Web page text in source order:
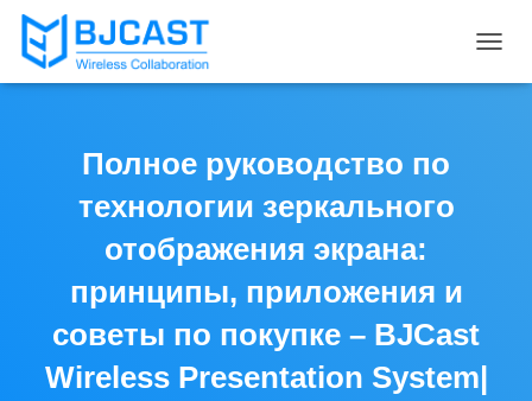
O
Полное руководство по
технологии зеркального
отображения экрана:
принципы, приложения и
советы по покупке – BJCast
Wireless Presentation System|